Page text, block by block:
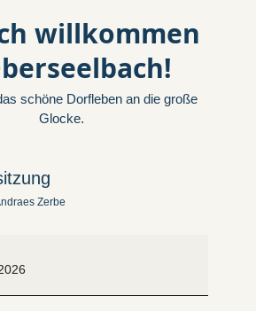
willkommen
schöne Dorfleben an die große
Glocke.
Zerbe